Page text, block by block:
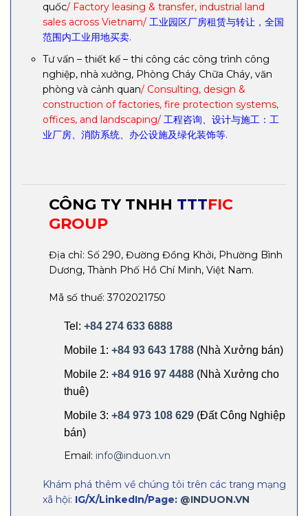
quốc/ Factory leasing & transfer, industrial land
sales across Vietnam/ 工业园区厂房租赁与转让，全国
范围内工业用地买卖.
Tư vấn – thiết kế – thi công các công trình công
nghiệp, nhà xưởng, Phòng Cháy Chữa Cháy, văn
phòng và cảnh quan/ Consulting, design &
construction of factories, fire protection systems,
offices, and landscaping/ 工程咨询、设计与施工：工
业厂房、消防系统、办公设施及绿化装饰等.
CÔNG TY TNHH TTTFIC
GROUP
Địa chỉ: Số 290, Đường Đồng Khởi, Phường Bình
Dương, Thành Phố Hồ Chí Minh, Việt Nam.
Mã số thuế: 3702021750
Tel: +84 274 633 6888
Mobile 1: +84 93 643 1788 (Nhà Xưởng bán)
Mobile 2: +84 916 97 4488 (Nhà Xưởng cho
thuê)
Mobile 3: +84 973 108 629 (Đất Công Nghiệp
bán)
Email: info@induon.vn
Khám phá thêm về chúng tôi trên các trang mạng
xã hội: IG/X/LinkedIn/Page: @INDUON.VN